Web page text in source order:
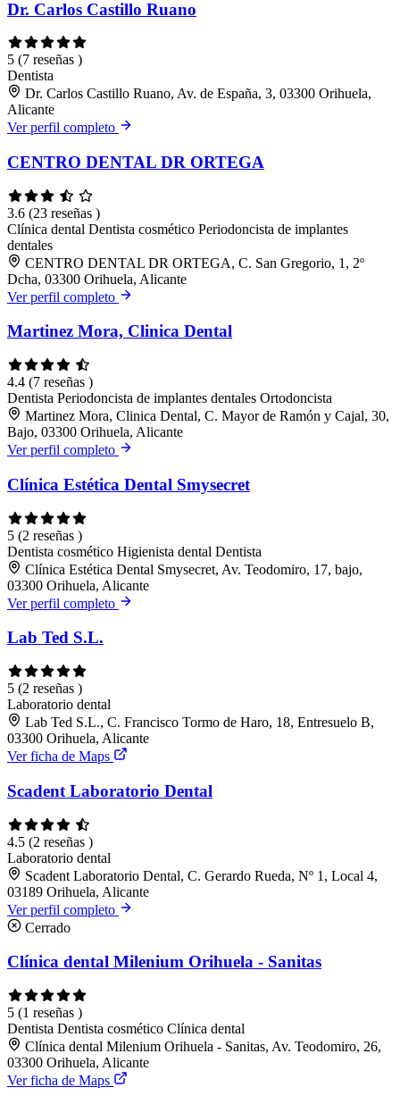
Dr. Carlos Castillo Ruano
5 (7 reseñas )
Dentista
Dr. Carlos Castillo Ruano, Av. de España, 3, 03300 Orihuela,
Alicante
Ver perfil completo
CENTRO DENTAL DR ORTEGA
3.6 (23 reseñas )
Clínica dental Dentista cosmético Periodoncista de implantes
dentales
CENTRO DENTAL DR ORTEGA, C. San Gregorio, 1, 2º
Dcha, 03300 Orihuela, Alicante
Ver perfil completo
Martinez Mora, Clinica Dental
4.4 (7 reseñas )
Dentista Periodoncista de implantes dentales Ortodoncista
Martinez Mora, Clinica Dental, C. Mayor de Ramón y Cajal, 30,
Bajo, 03300 Orihuela, Alicante
Ver perfil completo
Clínica Estética Dental Smysecret
5 (2 reseñas )
Dentista cosmético Higienista dental Dentista
Clínica Estética Dental Smysecret, Av. Teodomiro, 17, bajo,
03300 Orihuela, Alicante
Ver perfil completo
Lab Ted S.L.
5 (2 reseñas )
Laboratorio dental
Lab Ted S.L., C. Francisco Tormo de Haro, 18, Entresuelo B,
03300 Orihuela, Alicante
Ver ficha de Maps
Scadent Laboratorio Dental
4.5 (2 reseñas )
Laboratorio dental
Scadent Laboratorio Dental, C. Gerardo Rueda, Nº 1, Local 4,
03189 Orihuela, Alicante
Ver perfil completo
Cerrado
Clínica dental Milenium Orihuela - Sanitas
5 (1 reseñas )
Dentista Dentista cosmético Clínica dental
Clínica dental Milenium Orihuela - Sanitas, Av. Teodomiro, 26,
03300 Orihuela, Alicante
Ver ficha de Maps